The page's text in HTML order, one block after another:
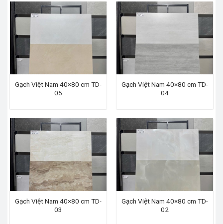
Gạch Việt Nam 40×80 cm TD-
05
Gạch Việt Nam 40×80 cm TD-
04
Gạch Việt Nam 40×80 cm TD-
03
Gạch Việt Nam 40×80 cm TD-
02